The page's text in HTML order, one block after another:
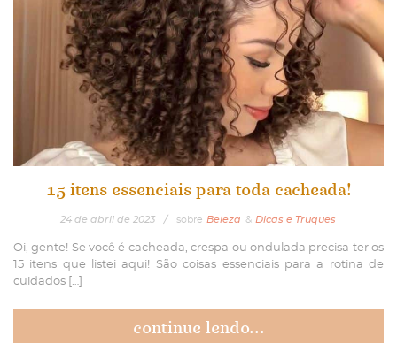
15 itens essenciais para toda cacheada!
24 de abril de 2023 / sobre Beleza & Dicas e Truques
Oi, gente! Se você é cacheada, crespa ou ondulada precisa ter os
15 itens que listei aqui! São coisas essenciais para a rotina de
cuidados […]
continue lendo...